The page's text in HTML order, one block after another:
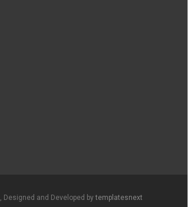
, Designed and Developed bytemplatesnext